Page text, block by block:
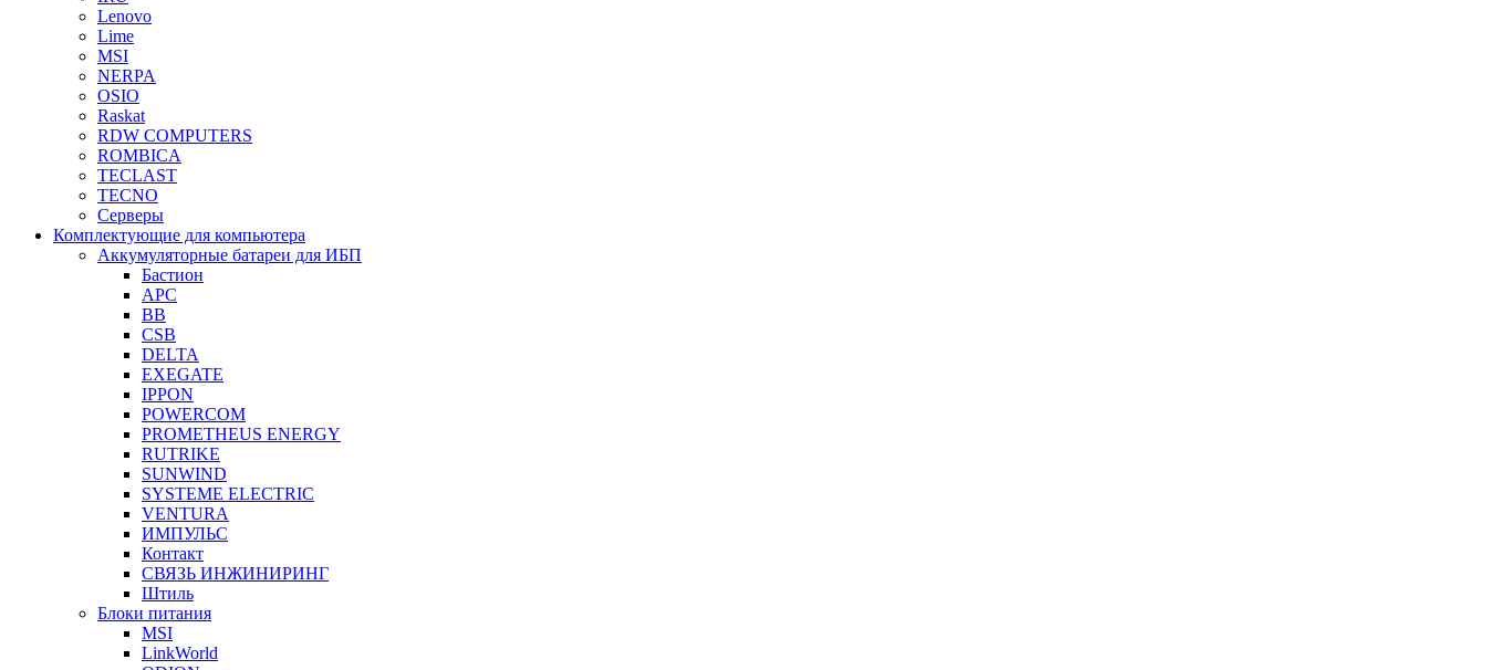
Lenovo
Lime
MSI
NERPA
OSIO
Raskat
RDW COMPUTERS
ROMBICA
TECLAST
TECNO
Серверы
Комплектующие для компьютера
Аккумуляторные батареи для ИБП
Бастион
APC
BB
CSB
DELTA
EXEGATE
IPPON
POWERCOM
PROMETHEUS ENERGY
RUTRIKE
SUNWIND
SYSTEME ELECTRIC
VENTURA
ИМПУЛЬС
Контакт
СВЯЗЬ ИНЖИНИРИНГ
Штиль
Блоки питания
MSI
LinkWorld